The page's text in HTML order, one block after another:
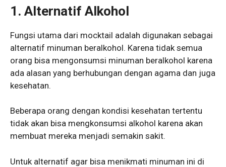
1. Alternatif Alkohol
Fungsi utama dari mocktail adalah digunakan sebagai
alternatif minuman beralkohol. Karena tidak semua
orang bisa mengonsumsi minuman beralkohol karena
ada alasan yang berhubungan dengan agama dan juga
kesehatan.
Beberapa orang dengan kondisi kesehatan tertentu
tidak akan bisa mengkonsumsi alkohol karena akan
membuat mereka menjadi semakin sakit.
Untuk alternatif agar bisa menikmati minuman ini di